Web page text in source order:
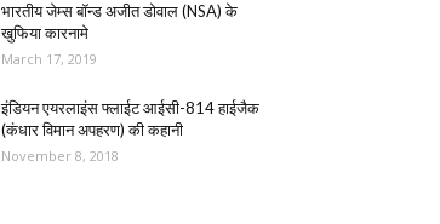
भारतीय जेम्स बॉन्ड अजीत डोवाल (NSA) के
खुफिया कारनामे
March 17, 2019
इंडियन एयरलाइंस फ्लाईट आईसी-814 हाईजैक
(कंधार विमान अपहरण) की कहानी
November 8, 2018